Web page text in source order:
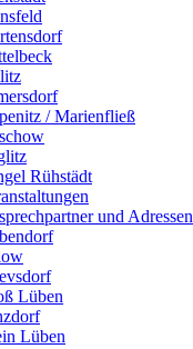
/ Marienfließ
Rühstädt
und Adressen
Lüben
Lüben